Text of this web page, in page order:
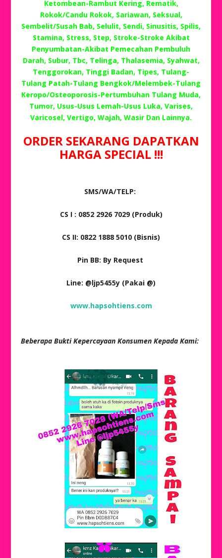
Ketombean-Rambut Kering, Rematik,
Rokok/Candu Rokok, Sariawan, Seksual,
Sembelit/Susah Bab, Selulit, Sendi, Sinusitis, Spilis,
Stamina, Stress, Step, Stroke-Stroke Akibat
Penyumbatan-Akibat Pemecahan Pembuluh
Darah, Subur, Tbc, Telinga, Thalasemia, Syahwat,
Tenggorokan, Tinggi Badan, Tipes, Tulang-
Tulang Patah-Tulang Bengkok/Melembek-Tulang
Keropo/Osteoporosis-Pertumbuhan Tulang Muda,
Tumor, Usus-Usus Lemah-Usus Luka, Varises,
Varicosel, Vertigo, Wajah, Wasir Dan Lainnya.
ORDER SEKARANG DAPATKAN
HARGA SPECIAL !!!
SMS/WA/TELP:
CS I : 0852 2926 7029 (Produk)
CS II: 0822 1888 5010 (Bisnis)
Pin BB: By Request
Line: @ljp5455y (Pakai @)
www.hapsohtiens.com
Beberapa Bukti Kepercayaan Konsumen Kepada Kami: